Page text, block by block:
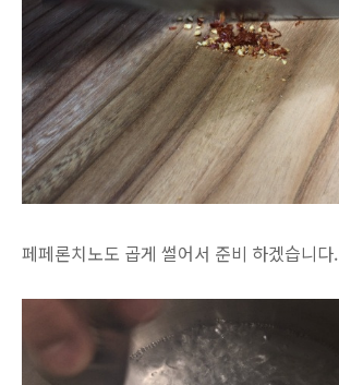
페페론치노도 곱게 썰어서 준비 하겠습니다.